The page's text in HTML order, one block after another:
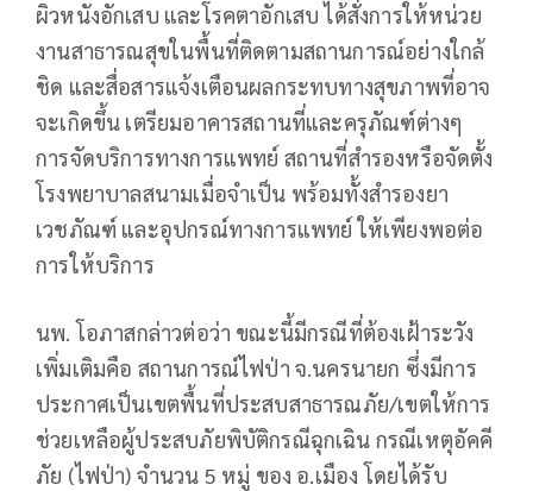
ผิวหนังอักเสบ และโรคตาอักเสบ ได้สั่งการให้หน่วย
งานสาธารณสุขในพื้นที่ติดตามสถานการณ์อย่างใกล้
ชิด และสื่อสารแจ้งเตือนผลกระทบทางสุขภาพที่อาจ
จะเกิดขึ้น เตรียมอาคารสถานที่และครุภัณฑ์ต่างๆ
การจัดบริการทางการแพทย์ สถานที่สำรองหรือจัดตั้ง
โรงพยาบาลสนามเมื่อจำเป็น พร้อมทั้งสำรองยา
เวชภัณฑ์ และอุปกรณ์ทางการแพทย์ ให้เพียงพอต่อ
การให้บริการ
นพ. โอภาสกล่าวต่อว่า ขณะนี้มีกรณีที่ต้องเฝ้าระวัง
เพิ่มเติมคือ สถานการณ์ไฟป่า จ.นครนายก ซึ่งมีการ
ประกาศเป็นเขตพื้นที่ประสบสาธารณภัย/เขตให้การ
ช่วยเหลือผู้ประสบภัยพิบัติกรณีฉุกเฉิน กรณีเหตุอัคคี
ภัย (ไฟป่า) จำนวน 5 หมู่ ของ อ.เมือง โดยได้รับ